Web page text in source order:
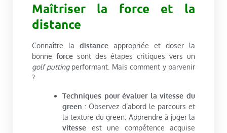
Maîtriser la force et la
distance
Connaître la distance appropriée et doser la
bonne forcesont des étapes critiques vers un
golf puttingperformant. Mais comment y parvenir
?
Techniques pour évaluer la vitesse du
green : Observez d’abord le parcours et
la texture du green. Apprendre à juger la
vitesse est une compétence acquise